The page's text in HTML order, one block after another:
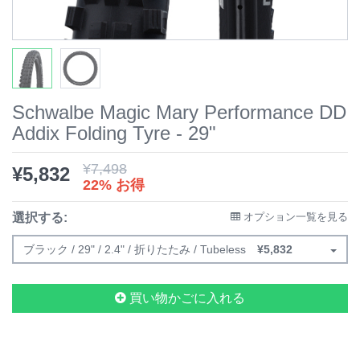
Schwalbe Magic Mary Performance DD
Addix Folding Tyre - 29"
¥5,832 ¥7,498
22% お得
選択する: オプション一覧を見る
ブラック / 29" / 2.4" / 折りたたみ / Tubeless ¥5,832
買い物かごに入れる